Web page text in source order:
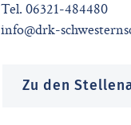
Tel. 06321-484480
info@drk-
Zu den